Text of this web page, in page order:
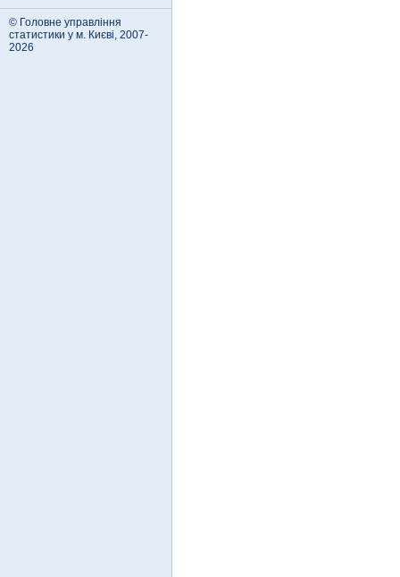
© Головне управління
статистики у м. Києві, 2007-
2026